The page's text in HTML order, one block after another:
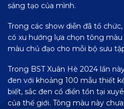
sáng tạo của mình.
Trong các show diễn đã tổ
có xu hướng lựa chọn tông
màu chủ đạo cho mỗi bộ sưu
Trong BST Xuân Hè 2024 lần
đen với khoảng 100 mẫu thiết
biết, sắc đen cổ điển tồn tại
của thế giới. Tông màu này